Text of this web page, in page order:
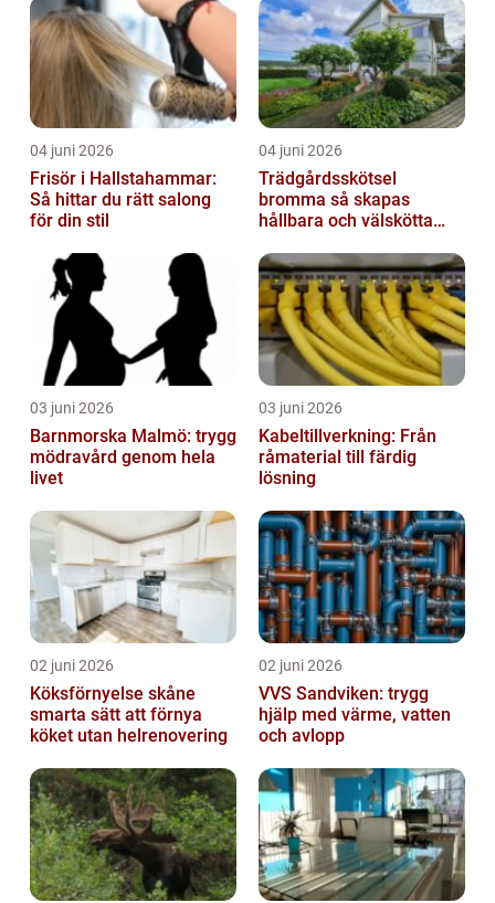
04 juni 2026
Frisör i Hallstahammar:
Så hittar du rätt salong
för din stil
04 juni 2026
Trädgårdsskötsel
bromma så skapas
hållbara och välskötta
03 juni 2026
Barnmorska Malmö: trygg
mödravård genom hela
livet
03 juni 2026
Kabeltillverkning: Från
råmaterial till färdig
lösning
02 juni 2026
Köksförnyelse skåne
smarta sätt att förnya
köket utan helrenovering
02 juni 2026
VVS Sandviken: trygg
hjälp med värme, vatten
och avlopp